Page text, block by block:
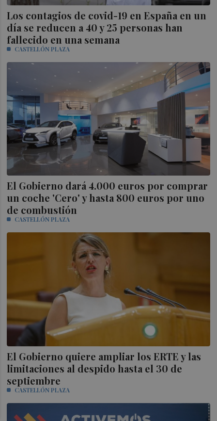
Los contagios de covid-19 en España en un
día se reducen a 40 y 25 personas han
fallecido en una semana
CASTELLÓN PLAZA
El Gobierno dará 4.000 euros por comprar
un coche 'Cero' y hasta 800 euros por uno
de combustión
CASTELLÓN PLAZA
El Gobierno quiere ampliar los ERTE y las
limitaciones al despido hasta el 30 de
septiembre
CASTELLÓN PLAZA